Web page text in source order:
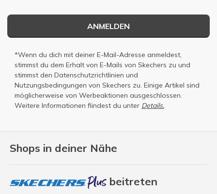
Shops in deiner Nähe
beitreten
ANMELDEN
*Wenn du dich mit deiner E-Mail-Adresse anmeldest,
stimmst du dem Erhalt von E-Mails von Skechers zu und
stimmst den Datenschutzrichtlinien und
Nutzungsbedingungen von Skechers zu. Einige Artikel sind
möglicherweise von Werbeaktionen ausgeschlossen.
Weitere Informationen fiindest du unter Details.